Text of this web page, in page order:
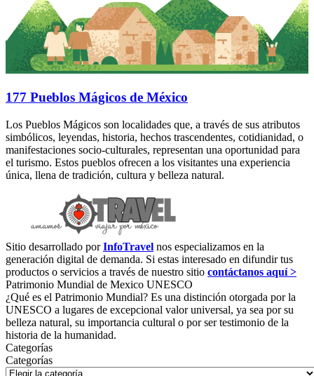
177 Pueblos Mágicos de México
Los Pueblos Mágicos son localidades que, a través de sus atributos
simbólicos, leyendas, historia, hechos trascendentes, cotidianidad, o
manifestaciones socio-culturales, representan una oportunidad para
el turismo. Estos pueblos ofrecen a los visitantes una experiencia
única, llena de tradición, cultura y belleza natural.
Sitio desarrollado porInfoTravel nos especializamos en la
generación digital de demanda. Si estas interesado en difundir tus
productos o servicios a través de nuestro sitio contáctanos aquí >
Patrimonio Mundial de Mexico UNESCO
¿Qué es el Patrimonio Mundial? Es una distinción otorgada por la
UNESCO a lugares de excepcional valor universal, ya sea por su
belleza natural, su importancia cultural o por ser testimonio de la
historia de la humanidad.
Categorías
Categorías